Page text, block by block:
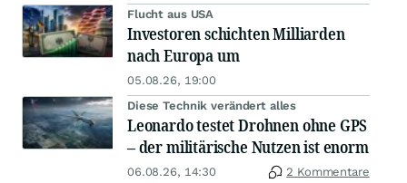
Flucht aus USA
Investoren schichten Milliarden
nach Europa um
05.08.26, 19:00
Diese Technik verändert alles
Leonardo testet Drohnen ohne GPS
– der militärische Nutzen ist enorm
06.08.26, 14:30 2 Kommentare